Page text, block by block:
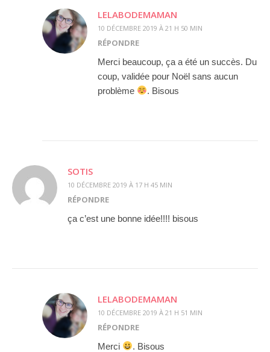
LELABODEMAMAN
10 DÉCEMBRE 2019 À 21 H 50 MIN
RÉPONDRE
Merci beaucoup, ça a été un succès. Du
coup, validée pour Noël sans aucun
problème
. Bisous
SOTIS
10 DÉCEMBRE 2019 À 17 H 45 MIN
RÉPONDRE
ça c’est une bonne idée!!!! bisous
LELABODEMAMAN
10 DÉCEMBRE 2019 À 21 H 51 MIN
RÉPONDRE
Merci . Bisous